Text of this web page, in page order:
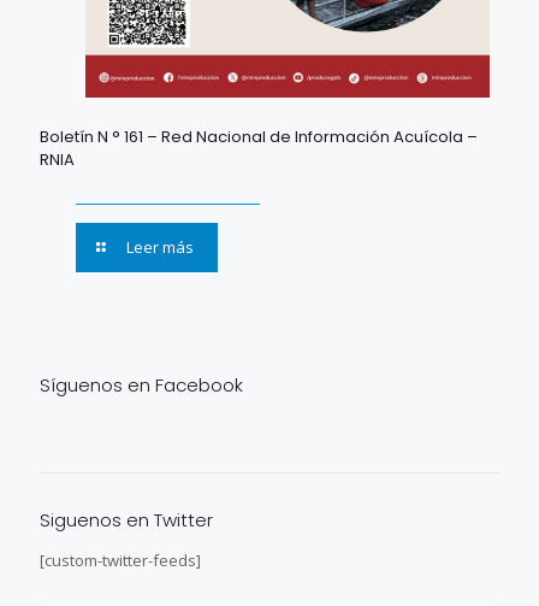
Boletín N ° 161 – Red Nacional de Información Acuícola –
RNIA
Leer más
Síguenos en Facebook
Siguenos en Twitter
[custom-twitter-feeds]